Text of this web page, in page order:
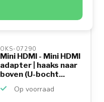
OKS-07290
Mini HDMI - Mini HDMI
adapter | haaks naar
boven (U-bocht...
Op voorraad